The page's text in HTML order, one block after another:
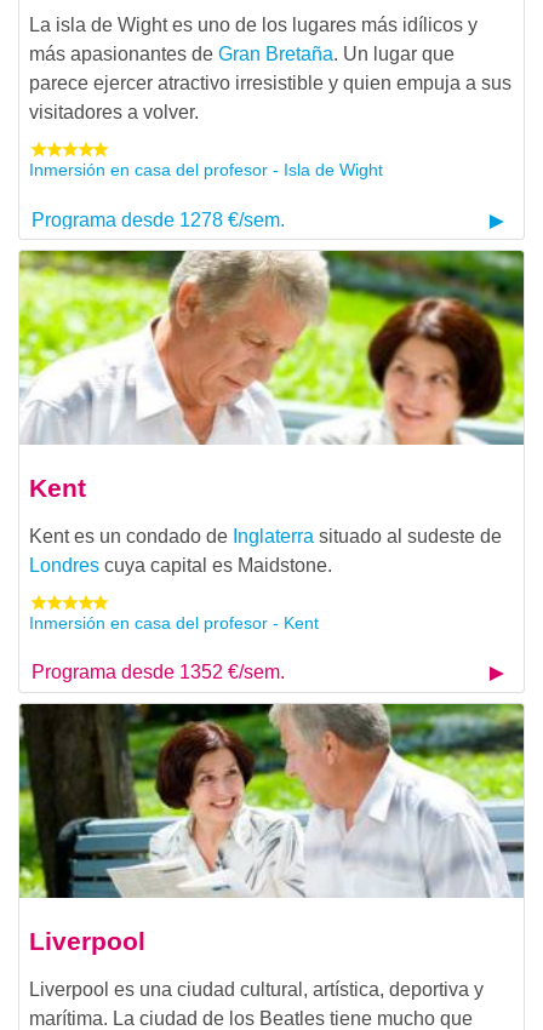
La isla de Wight es uno de los lugares más idílicos y
más apasionantes de Gran Bretaña. Un lugar que
parece ejercer atractivo irresistible y quien empuja a sus
visitadores a volver.
Inmersión en casa del profesor - Isla de Wight
Programa desde 1278 €/sem.
Kent
Kent es un condado de Inglaterra situado al sudeste de
Londres cuya capital es Maidstone.
Inmersión en casa del profesor - Kent
Programa desde 1352 €/sem.
Liverpool
Liverpool es una ciudad cultural, artística, deportiva y
marítima. La ciudad de los Beatles tiene mucho que